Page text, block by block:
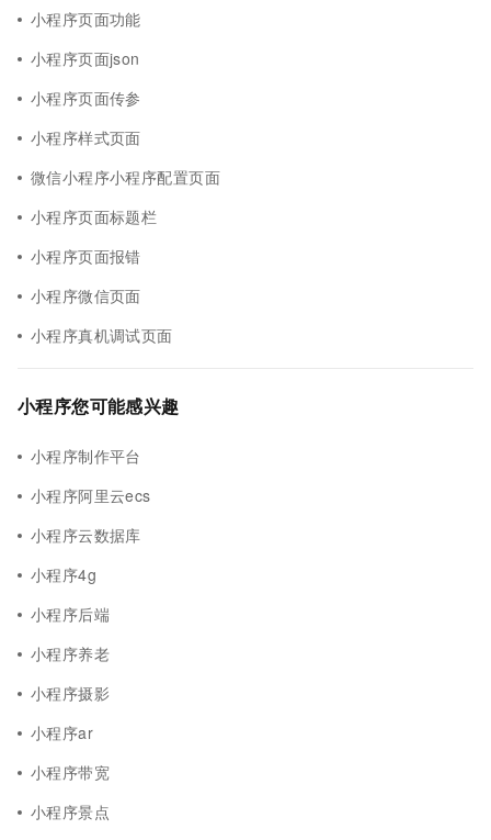
小程序页面功能
小程序页面json
小程序页面传参
小程序样式页面
微信小程序小程序配置页面
小程序页面标题栏
小程序页面报错
小程序微信页面
小程序真机调试页面
小程序您可能感兴趣
小程序制作平台
小程序阿里云ecs
小程序云数据库
小程序4g
小程序后端
小程序养老
小程序摄影
小程序ar
小程序带宽
小程序景点